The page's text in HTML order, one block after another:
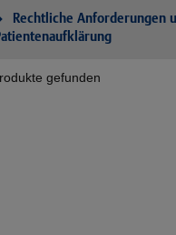
Rechtliche Anforderungen
gefunden